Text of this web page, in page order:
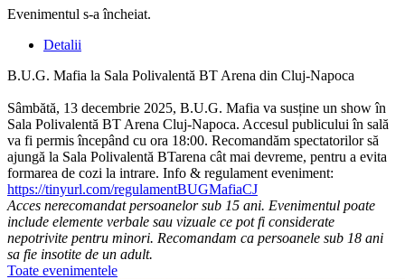
Evenimentul s-a încheiat.
Detalii
B.U.G. Mafia la Sala Polivalentă BT Arena din Cluj-Napoca
Sâmbătă, 13 decembrie 2025, B.U.G. Mafia va susține un show în
Sala Polivalentă BT Arena Cluj-Napoca. Accesul publicului în sală
va fi permis începând cu ora 18:00. Recomandăm spectatorilor să
ajungă la Sala Polivalentă BTarena cât mai devreme, pentru a evita
formarea de cozi la intrare. Info & regulament eveniment:
https://tinyurl.com/regulamentBUGMafiaCJ
Acces nerecomandat persoanelor sub 15 ani. Evenimentul poate
include elemente verbale sau vizuale ce pot fi considerate
nepotrivite pentru minori. Recomandam ca persoanele sub 18 ani
sa fie insotite de un adult.
Toate evenimentele